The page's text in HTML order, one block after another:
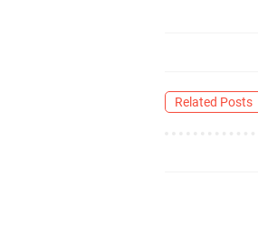
Related Posts